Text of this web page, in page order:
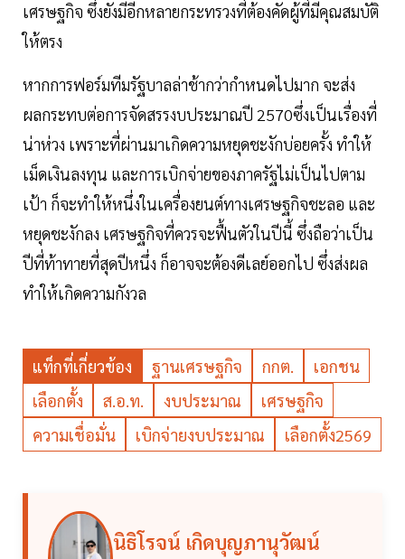
เศรษฐกิจ ซึ่งยังมีอีกหลายกระทรวงที่ต้องคัดผู้ที่มีคุณสมบัติ
ให้ตรง
หากการฟอร์มทีมรัฐบาลล่าช้ากว่ากำหนดไปมาก จะส่ง
ผลกระทบต่อการจัดสรรงบประมาณปี 2570ซึ่งเป็นเรื่องที่
น่าห่วง เพราะที่ผ่านมาเกิดความหยุดชะงักบ่อยครั้ง ทำให้
เม็ดเงินลงทุน และการเบิกจ่ายของภาครัฐไม่เป็นไปตาม
เป้า ก็จะทำให้หนึ่งในเครื่องยนต์ทางเศรษฐกิจชะลอ และ
หยุดชะงักลง เศรษฐกิจที่ควรจะฟื้นตัวในปีนี้ ซึ่งถือว่าเป็น
ปีที่ท้าทายที่สุดปีหนึ่ง ก็อาจจะต้องดีเลย์ออกไป ซึ่งส่งผล
ทำให้เกิดความกังวล
แท็กที่เกี่ยวข้อง ฐานเศรษฐกิจ กกต.
เอกชน
เลือกตั้ง
ส.อ.ท. งบประมาณ
เศรษฐกิจ
ความเชื่อมั่น
เบิกจ่ายงบประมาณ เลือกตั้ง2569
นิธิโรจน์ เกิดบุญภานุวัฒน์